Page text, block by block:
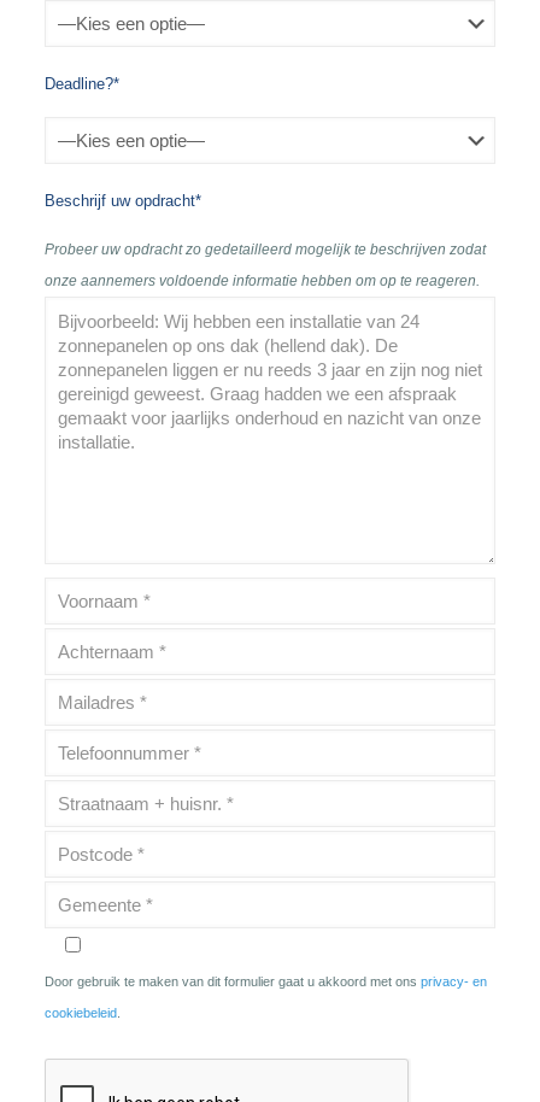
Deadline?*
Beschrijf uw opdracht*
Probeer uw opdracht zo gedetailleerd mogelijk te beschrijven zodat
onze aannemers voldoende informatie hebben om op te reageren.
Door gebruik te maken van dit formulier gaat u akkoord met ons privacy- en
cookiebeleid.